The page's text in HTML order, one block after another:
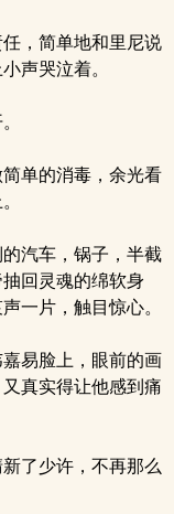
，简单地和里尼说
声哭泣着。
单的消毒，余光看
汽车，锅子，半截
回灵魂的绵软身
一片，触目惊心。
易脸上，眼前的画
真实得让他感到痛
了少许，不再那么